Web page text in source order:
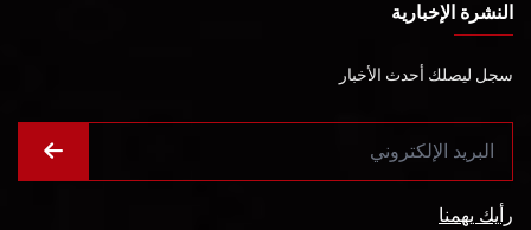
النشرة الإخبارية
سجل ليصلك أحدث الأخبار
رأيك يهمنا